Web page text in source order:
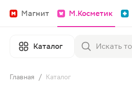
Магнит М.Косметик
Каталог
Главная / Каталог